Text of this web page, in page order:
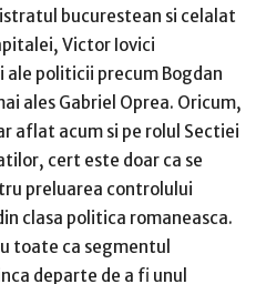
bucurestean si celalat
Victor Iovici
ale politicii precum Bogdan
ales Gabriel Oprea. Oricum,
aflat acum si pe rolul Sectiei
cert este doar ca se
preluarea controlului
clasa politica romaneasca.
toate ca segmentul
departe de a fi unul